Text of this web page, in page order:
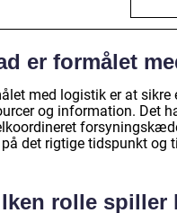
er formålet
med logistik er at
og information. Det
på det rigtige tidspunkt og
rolle spiller